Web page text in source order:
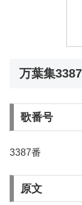
万葉集
歌番号
3387番
原文